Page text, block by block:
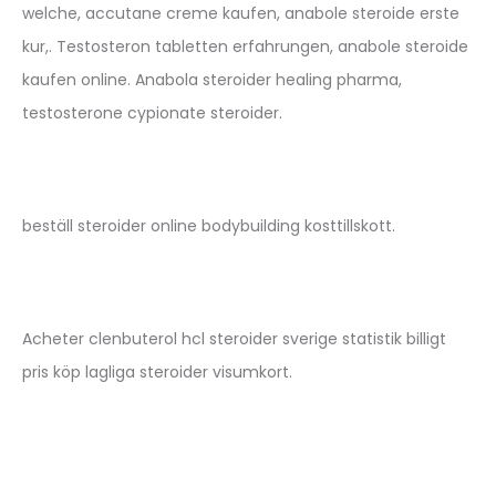
welche, accutane creme kaufen, anabole steroide erste
kur,. Testosteron tabletten erfahrungen, anabole steroide
kaufen online. Anabola steroider healing pharma,
testosterone cypionate steroider.
beställ steroider online bodybuilding kosttillskott.
Acheter clenbuterol hcl steroider sverige statistik billigt
pris köp lagliga steroider visumkort.